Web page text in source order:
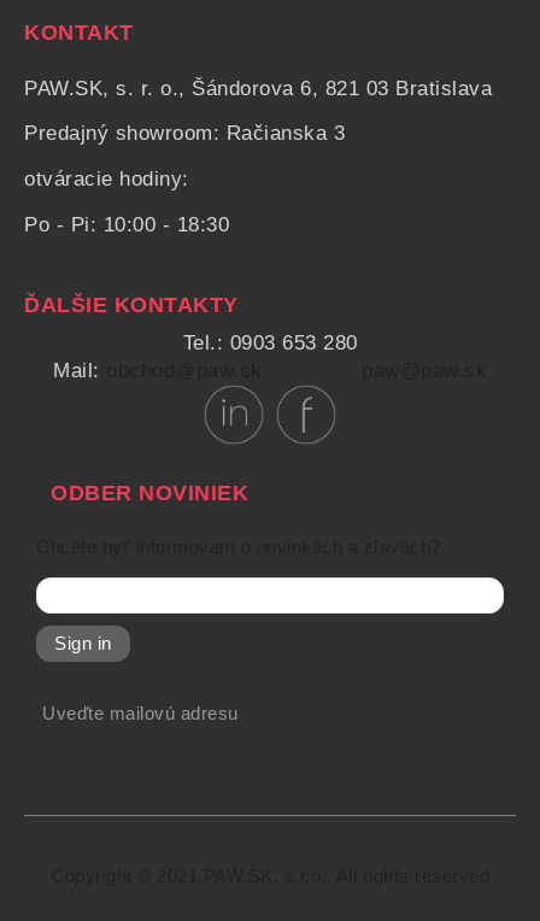
KONTAKT
PAW.SK, s. r. o., Šándorova 6, 821 03 Bratislava
Predajný showroom: Račianska 3
otváracie hodiny:
Po - Pi: 10:00 - 18:30
ĎALŠIE KONTAKTY
Tel.: 0903 653 280
Mail:
ODBER NOVINIEK
Sign in
Uveďte mailovú adresu